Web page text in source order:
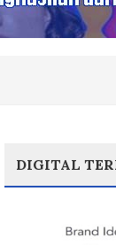
DIGITAL